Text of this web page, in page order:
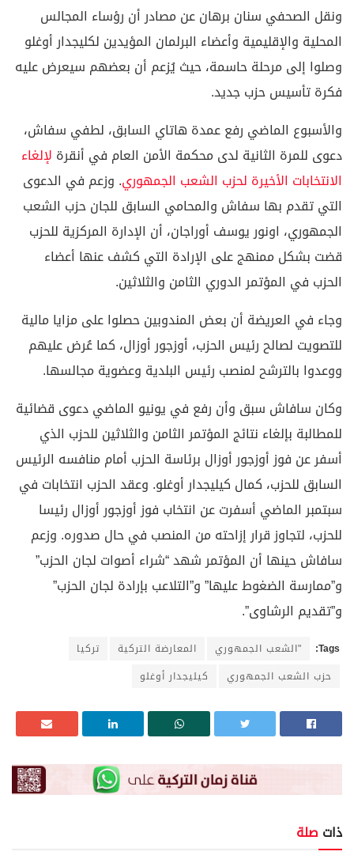
ونقل الصحفي سنان برهان عن مصادر أن رؤساء المجالس
المحلية والإقليمية وأعضاء البرلمان المؤيدين لكليجدار أوغلو
وصلوا إلى مرحلة حاسمة، حيث يُزعم أن بعضهم سيعرض عليه
فكرة تأسيس حزب جديد.
والأسبوع الماضي رفع عمدة هاتاي السابق، لطفي سفاش،
دعوى للمرة الثانية لدى محكمة الأمن العام في أنقرة لإلغاء
الانتخابات الأخيرة لحزب الشعب الجمهوري. وزعم في الدعوى
التي تقدم بها سفاش والمحامي السابق للجان حزب الشعب
الجمهوري، اونور يوسف أوراجان، أن الإدارة المركزية للحزب
قضت بشكل ممنهج على الإرادة التي كشف عنها أعضاء
الحزب في المؤتمر الدوري الثامن والثلاثين.
وجاء في العريضة أن بعض المندوبين حصلوا على مزايا مالية
للتصويت لصالح رئيس الحزب، أوزجور أوزال، كما عُرض عليهم
ووعدوا بالترشح لمنصب رئيس البلدية وعضوية مجالسها.
وكان سافاش سبق وأن رفع في يونيو الماضي دعوى قضائية
للمطالبة بإلغاء نتائج المؤتمر الثامن والثلاثين للحزب الذي
أسفر عن فوز أوزجور أوزال برئاسة الحزب أمام منافسه الرئيس
السابق للحزب، كمال كيليجدار أوغلو. وعقد الحزب انتخابات في
سبتمبر الماضي أسفرت عن انتخاب فوز أوزجور أوزال رئيسا
للحزب، لتجاوز قرار إزاحته من المنصب في حال صدوره. وزعم
سافاش حينها أن المؤتمر شهد “شراء أصوات لجان الحزب”
و”ممارسة الضغوط عليها” و”التلاعب بإرادة لجان الحزب”
و”تقديم الرشاوى”.
Tags: "الشعب الجمهوري المعارضة التركية
تركيا
حزب الشعب الجمهوري
كيليجدار أوغلو
ذات صلة